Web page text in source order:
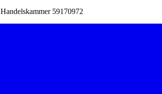
Handelskammer 59170972